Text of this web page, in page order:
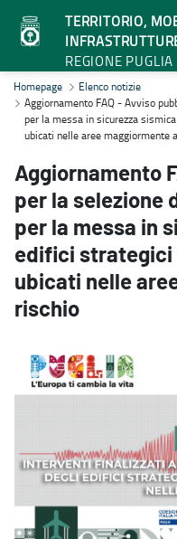
TERRITORIO,
REGIONE PUGLIA
Aggiornamento FAQ -
Homepage
Elenco notizie
Aggiornamento FAQ - Avviso
per la messa in sicurezza
ubicati nelle aree maggiormente
Aggiornamento
per la selezione
per la messa in
edifici strategici
ubicati nelle
rischio